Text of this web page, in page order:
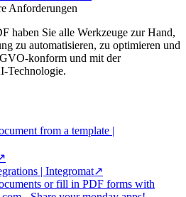
Anforderungen
haben Sie alle Werkzeuge zur Hand,
zu automatisieren, zu optimieren und
konform und mit der
Technologie.
from a template |
| Integromat↗
or fill in PDF forms with